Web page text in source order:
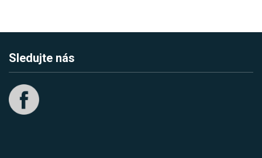
Sledujte nás